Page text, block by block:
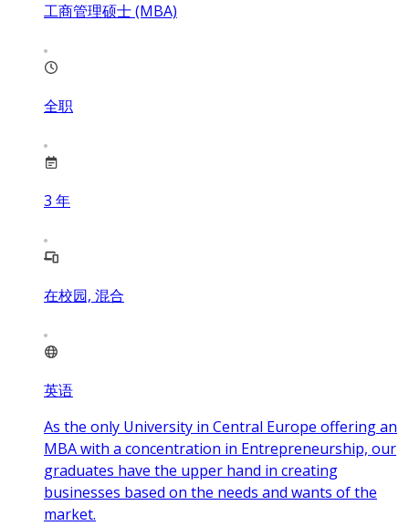
工商管理硕士 (MBA)
全职
3 年
在校园, 混合
英语
As the only University in Central Europe offering an
MBA with a concentration in Entrepreneurship, our
graduates have the upper hand in creating
businesses based on the needs and wants of the
market.